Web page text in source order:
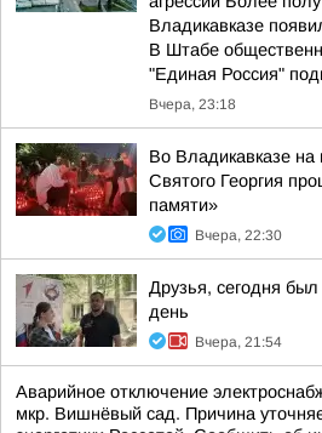
Владикавказе
В Штабе
"Единая Россия"
Вчера, 23:18
Во Владикавказе
Святого Георгия
памяти»
Вчера, 22:30
Друзья, сегодня
день
Вчера, 21:54
Аварийное отключение
мкр. Вишнёвый сад. Причина